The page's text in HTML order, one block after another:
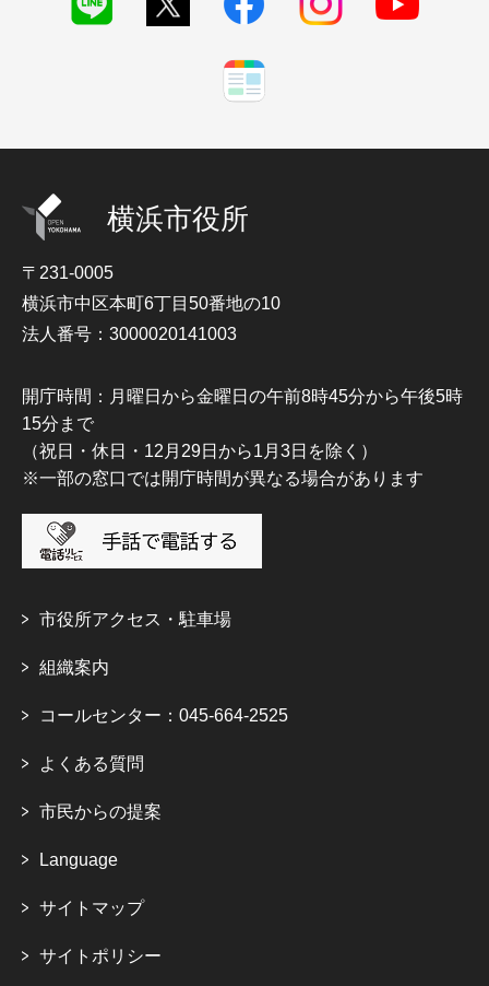
横浜市役所
〒231-0005
横浜市中区本町6丁目50番地の10
法人番号：3000020141003
開庁時間：月曜日から金曜日の午前8時45分から午後5時
15分まで
（祝日・休日・12月29日から1月3日を除く）
※一部の窓口では開庁時間が異なる場合があります
市役所アクセス・駐車場
組織案内
コールセンター：045-664-2525
よくある質問
市民からの提案
Language
サイトマップ
サイトポリシー